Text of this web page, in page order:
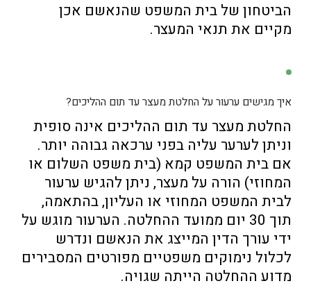
הביטחון של בית המשפט שהנאשם אכן
מקיים את תנאי המעצר.
איך מגישים ערעור על החלטת מעצר עד תום ההליכים?
החלטת מעצר עד תום ההליכים אינה סופית
וניתן לערער עליה בפני ערכאה גבוהה יותר.
אם בית המשפט קמא (בית משפט השלום או
המחוזי) הורה על מעצר, ניתן להגיש ערעור
לבית המשפט המחוזי או העליון, בהתאמה,
תוך 30 יום ממועד ההחלטה. הערעור מוגש על
ידי עורך הדין המייצג את הנאשם ונדרש
לכלול נימוקים משפטיים מפורטים המסבירים
מדוע ההחלטה הייתה שגויה.